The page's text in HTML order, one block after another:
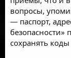
вопросы,
— паспорт,
безопасности»
сохранять